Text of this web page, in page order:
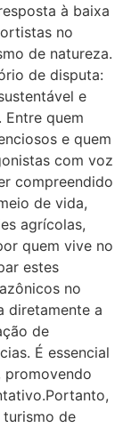
à baixa
no
de natureza.
de disputa:
e
Entre quem
e quem
com voz
compreendido
de vida,
agrícolas,
quem vive no
estes
no
diretamente a
de
É essencial
de